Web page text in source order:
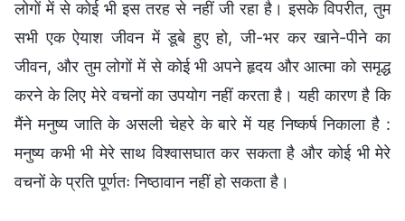
लोगों में से कोई भी इस तरह से नहीं जी रहा है। इसके विपरीत, तुम
सभी एक ऐयाश जीवन में डूबे हुए हो, जी-भर कर खाने-पीने का
जीवन, और तुम लोगों में से कोई भी अपने हृदय और आत्मा को समृद्ध
करने के लिए मेरे वचनों का उपयोग नहीं करता है। यही कारण है कि
मैंने मनुष्‍य जाति के असली चेहरे के बारे में यह निष्कर्ष निकाला है :
मनुष्‍य कभी भी मेरे साथ विश्वासघात कर सकता है और कोई भी मेरे
वचनों के प्रति पूर्णतः निष्ठावान नहीं हो सकता है।